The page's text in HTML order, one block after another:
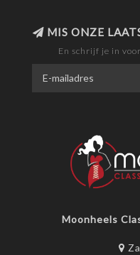
MIS ONZE
En schrijf je in
Moonheels